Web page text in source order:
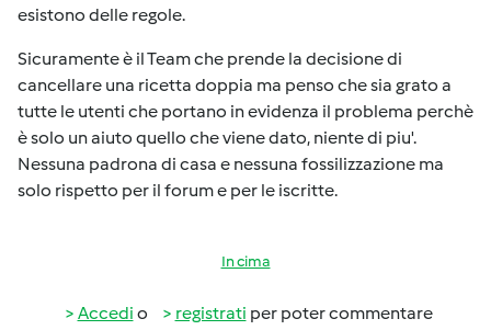
esistono delle regole.
Sicuramente è il Team che prende la decisione di
cancellare una ricetta doppia ma penso che sia grato a
tutte le utenti che portano in evidenza il problema perchè
è solo un aiuto quello che viene dato, niente di piu'.
Nessuna padrona di casa e nessuna fossilizzazione ma
solo rispetto per il forum e per le iscritte.
In cima
Accedi o registrati per poter commentare